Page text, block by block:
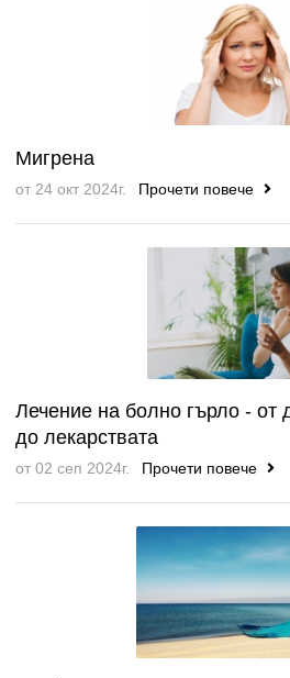
Мигрена
от 24 окт 2024г. Прочети повече
Лечение на болно гърло - от
до лекарствата
от 02 сеп 2024г. Прочети повече